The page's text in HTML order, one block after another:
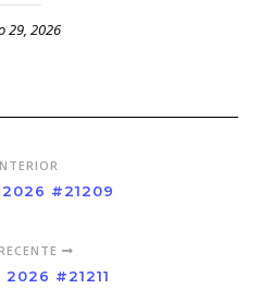
29, 2026
2026 #21209
2026 #21211